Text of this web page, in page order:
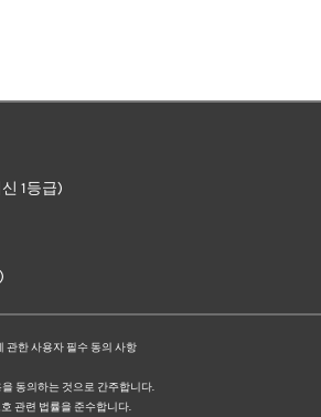
1등급)
관한 사용자 필수 동의 사항
동의하는 것으로 간주합니다.
관련 법률을 준수합니다.